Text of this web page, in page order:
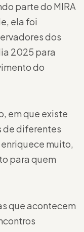
parte do MIRA
ela foi
dos
2025 para
do
em que existe
de diferentes
muito,
para quem
que acontecem